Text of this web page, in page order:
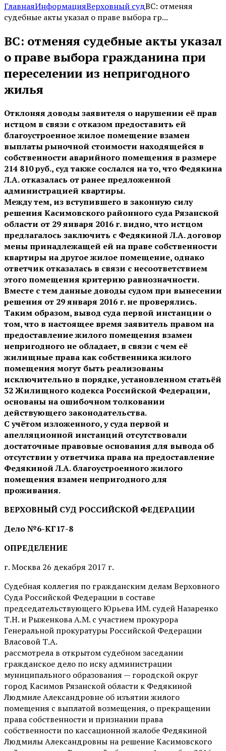
ГлавнаяИнформацияВерховный судВС: отменяя
судебные акты указал о праве выбора гр...
ВС: отменяя судебные акты указал
о праве выбора гражданина при
переселении из непригодного
жилья
Отклоняя доводы заявителя о нарушении её прав
истцом в связи с отказом предоставить ей
благоустроенное жилое помещение взамен
выплаты рыночной стоимости находящейся в
собственности аварийного помещения в размере
214 810 руб., суд также сослался на то, что Федякина
Л.А. отказалась от ранее предложенной
администрацией квартиры.
Между тем, из вступившего в законную силу
решения Касимовского районного суда Рязанской
области от 29 января 2016 г. видно, что истцом
предлагалось заключить с Федякиной Л.А. договор
мены принадлежащей ей на праве собственности
квартиры на другое жилое помещение, однако
ответчик отказалась в связи с несоответствием
этого помещения критерию равнозначности.
Вместе с тем данные доводы судом при вынесении
решения от 29 января 2016 г. не проверялись.
Таким образом, вывод суда первой инстанции о
том, что в настоящее время заявитель правом на
предоставление жилого помещения взамен
непригодного не обладает, в связи с чем её
жилищные права как собственника жилого
помещения могут быть реализованы
исключительно в порядке, установленном статьёй
32 Жилищного кодекса Российской Федерации,
основаны на ошибочном толковании
действующего законодательства.
С учётом изложенного, у суда первой и
апелляционной инстанций отсутствовали
достаточные правовые основания для вывода об
отсутствии у ответчика права на предоставление
Федякиной Л.А. благоустроенного жилого
помещения взамен непригодного для
проживания.
ВЕРХОВНЫЙ СУД РОССИЙСКОЙ ФЕДЕРАЦИИ
Дело №6-КГ17-8
ОПРЕДЕЛЕНИЕ
г. Москва 26 декабря 2017 г.
Судебная коллегия по гражданским делам Верховного
Суда Российской Федерации в составе
председательствующего Юрьева ИМ. судей Назаренко
Т.Н. и Рыженкова А.М. с участием прокурора
Генеральной прокуратуры Российской Федерации
Власовой Т.А.
рассмотрела в открытом судебном заседании
гражданское дело по иску администрации
муниципального образования — городской округ
город Касимов Рязанской области к Федякиной
Людмиле Александровне об изъятии жилого
помещения с выплатой возмещения, о прекращении
права собственности и признании права
собственности по кассационной жалобе Федякиной
Людмилы Александровны на решение Касимовского